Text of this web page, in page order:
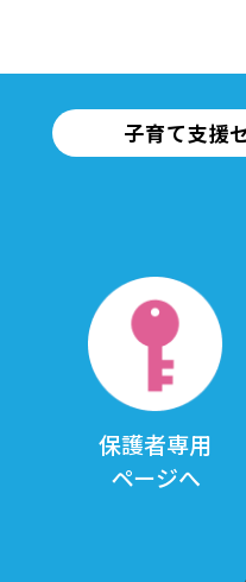
子育て支援
保護者専用
ページへ